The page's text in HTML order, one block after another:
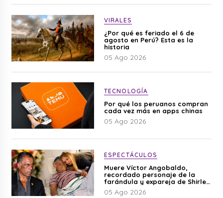
VIRALES
¿Por qué es feriado el 6 de
agosto en Perú? Esta es la
historia
05 Ago 2026
TECNOLOGÍA
Por qué los peruanos compran
cada vez más en apps chinas
05 Ago 2026
ESPECTÁCULOS
Muere Víctor Angobaldo,
recordado personaje de la
farándula y expareja de Shirley
Cherres
05 Ago 2026